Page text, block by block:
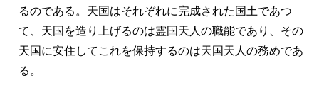
るのである。天国はそれぞれに完成された国土であつ
て、天国を造り上げるのは霊国天人の職能であり、その
天国に安住してこれを保持するのは天国天人の務めであ
る。